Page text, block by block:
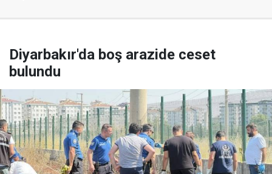
Diyarbakır'da boş arazide ceset
bulundu